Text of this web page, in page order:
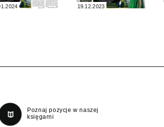
19.12.2023
Poznaj pozycje w naszej
księgarni